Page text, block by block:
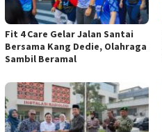
Fit 4 Care Gelar Jalan Santai
Bersama Kang Dedie, Olahraga
Sambil Beramal